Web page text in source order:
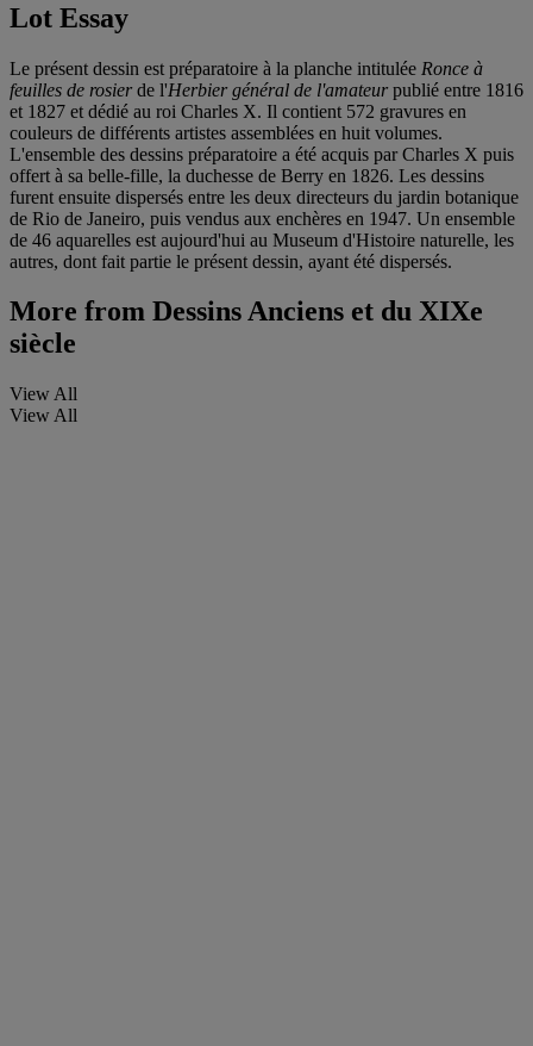
Lot Essay
Le présent dessin est préparatoire à la planche intitulée Ronce à
feuilles de rosierde l'Herbier général de l'amateurpublié entre 1816
et 1827 et dédié au roi Charles X. Il contient 572 gravures en
couleurs de différents artistes assemblées en huit volumes.
L'ensemble des dessins préparatoire a été acquis par Charles X puis
offert à sa belle-fille, la duchesse de Berry en 1826. Les dessins
furent ensuite dispersés entre les deux directeurs du jardin botanique
de Rio de Janeiro, puis vendus aux enchères en 1947. Un ensemble
de 46 aquarelles est aujourd'hui au Museum d'Histoire naturelle, les
autres, dont fait partie le présent dessin, ayant été dispersés.
More from Dessins Anciens et du XIXe
siècle
View All
View All